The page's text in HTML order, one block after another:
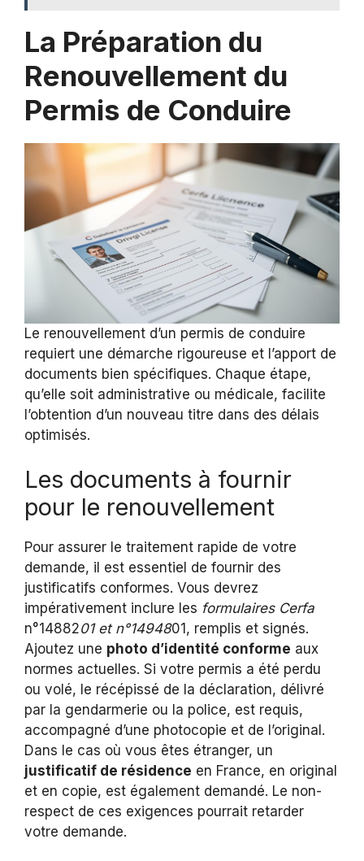
La Préparation du
Renouvellement du
Permis de Conduire
Le renouvellement d’un permis de conduire
requiert une démarche rigoureuse et l’apport de
documents bien spécifiques. Chaque étape,
qu’elle soit administrative ou médicale, facilite
l’obtention d’un nouveau titre dans des délais
optimisés.
Les documents à fournir
pour le renouvellement
Pour assurer le traitement rapide de votre
demande, il est essentiel de fournir des
justificatifs conformes. Vous devrez
impérativement inclure les formulaires Cerfa
n°1488201 et n°1494801, remplis et signés.
Ajoutez une photo d’identité conforme aux
normes actuelles. Si votre permis a été perdu
ou volé, le récépissé de la déclaration, délivré
par la gendarmerie ou la police, est requis,
accompagné d’une photocopie et de l’original.
Dans le cas où vous êtes étranger, un
justificatif de résidence en France, en original
et en copie, est également demandé. Le non-
respect de ces exigences pourrait retarder
votre demande.